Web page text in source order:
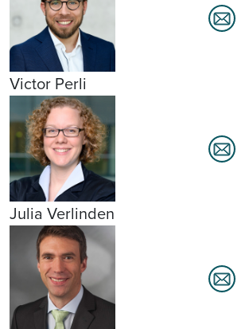
Victor Perli
Julia Verlinden